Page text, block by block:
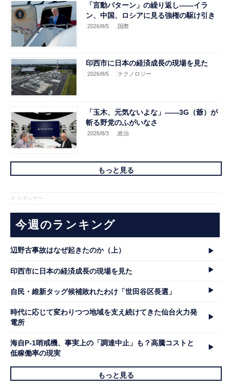
「言動パターン」の繰り返し――イラ
ン、中国、ロシアに見る強権の駆け引き
2026/8/5 .国際
印西市に日本の経済成長の現場を見た
2026/8/5 .テクノロジー
「玉木、元気ないよな」――3G（爺）が
斬る野党のふがいなさ
2026/8/3 .政治
もっと見る
※ スポンサー
今週のランキング
辺野古事故はなぜ起きたのか（上）
印西市に日本の経済成長の現場を見た
自民・維新タッグ候補敗れたわけ「世田谷区長選」
時代に応じて変わりつつ地域を支え続けてきた仙台火力発
電所
海自P-1哨戒機、事実上の「調達中止」も？高騰コストと
低稼働率の現実
もっと見る